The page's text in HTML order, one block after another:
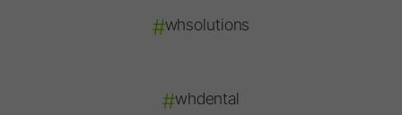
#whsolutions
#whdental